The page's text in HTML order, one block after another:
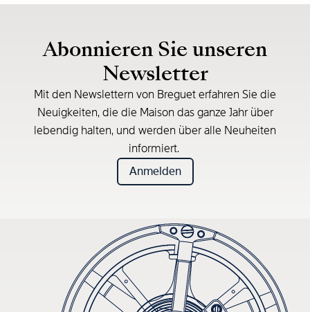
Abonnieren Sie unseren
Newsletter
Mit den Newslettern von Breguet erfahren Sie die
Neuigkeiten, die die Maison das ganze Jahr über
lebendig halten, und werden über alle Neuheiten
informiert.
Anmelden